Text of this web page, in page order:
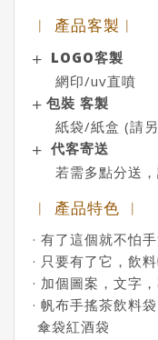
︱ 產品客製︱
LOGO客製
網印/uv直噴
包裝 客製
紙袋/紙盒 (請另
代客寄送
若需多點分送
︱ 產品特色 ︱
· 有了這個就不怕
· 只要有了它，飲
· 加個圖案，文字
· 帆布手搖茶飲料
傘袋紅酒袋